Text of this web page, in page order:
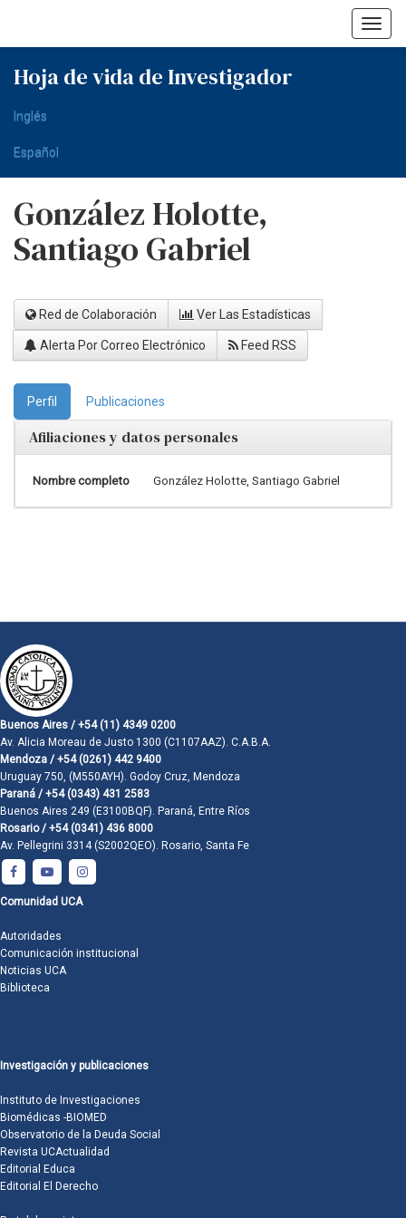
Hoja de vida de Investigador
Inglés
Español
González Holotte,
Santiago Gabriel
Red de Colaboración Ver Las Estadísticas
Alerta Por Correo Electrónico Feed RSS
Perfil Publicaciones
Afiliaciones y datos personales
Nombre completo González Holotte, Santiago Gabriel
Buenos Aires / +54 (11) 4349 0200
Av. Alicia Moreau de Justo 1300 (C1107AAZ). C.A.B.A.
Mendoza / +54 (0261) 442 9400
Uruguay 750, (M550AYH). Godoy Cruz, Mendoza
Paraná / +54 (0343) 431 2583
Buenos Aires 249 (E3100BQF). Paraná, Entre Ríos
Rosario / +54 (0341) 436 8000
Av. Pellegrini 3314 (S2002QEO). Rosario, Santa Fe
Comunidad UCA
Autoridades
Comunicación institucional
Noticias UCA
Biblioteca
Investigación y publicaciones
Instituto de Investigaciones
Biomédicas -BIOMED
Observatorio de la Deuda Social
Revista UCActualidad
Editorial Educa
Editorial El Derecho